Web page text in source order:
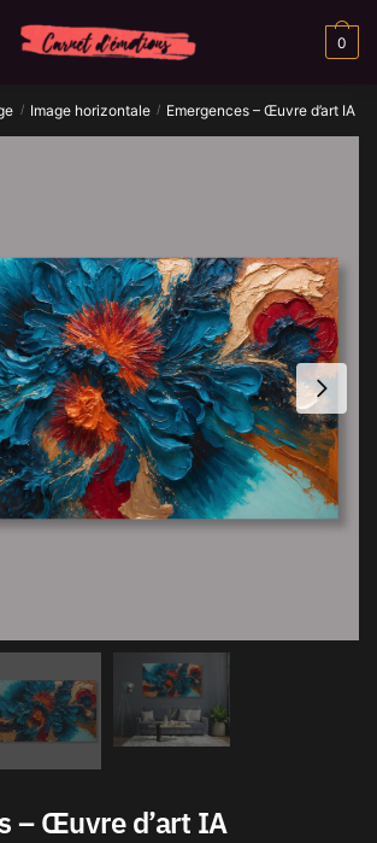
0
/ Image horizontale / Emergences – Œuvre d’art IA
– Œuvre d’art IA